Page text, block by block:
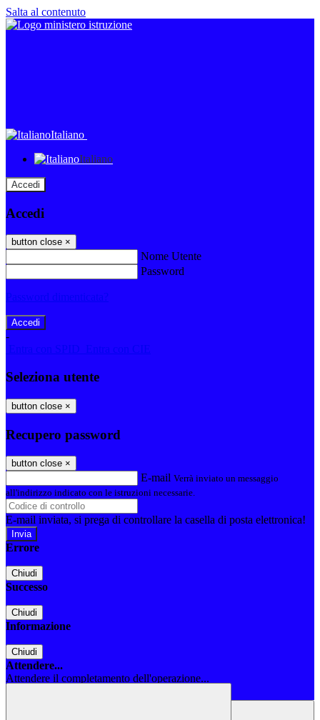
Salta al contenuto
Italiano
Italiano
Accedi
Accedi
button close ×
Nome Utente
Password
Password dimenticata?
-
Entra con SPID
Entra con CIE
Seleziona utente
button close ×
Recupero password
button close ×
E-mail Verrà inviato un messaggio
all'indirizzo indicato con le istruzioni necessarie.
E-mail inviata, si prega di controllare la casella di posta elettronica!
Errore
Chiudi
Successo
Chiudi
Informazione
Chiudi
Attendere...
Attendere il completamento dell'operazione...